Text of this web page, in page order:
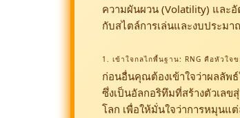
ความผันผวน (Volatility) และอั
กับสไตล์การเล่นและงบประม
1. เข้าใจกลไกพื้นฐาน: RNG คือหัวใจข
ก่อนอื่นคุณต้องเข้าใจว่าผลลัพ
ซึ่งเป็นอัลกอริทึมที่สร้างตัวเล
โลก เพื่อให้มั่นใจว่าการหมุนแ